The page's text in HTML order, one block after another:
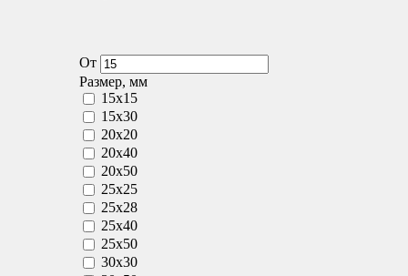
От
Размер, мм
15x15
15x30
20x20
20x40
20x50
25x25
25x28
25x40
25x50
30x30